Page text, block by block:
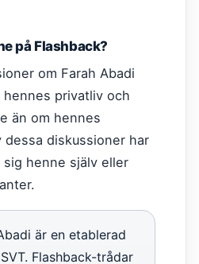
på Flashback?
om Farah Abadi
privatliv och
än om hennes
dessa diskussioner har
henne själv eller
är en etablerad
Flashback-trådar